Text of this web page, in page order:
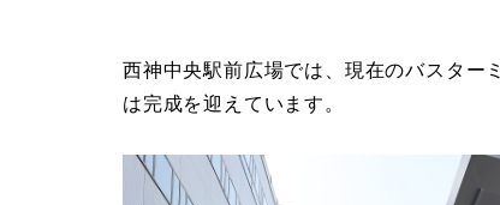
西神中央駅前広場では、現在のバスター
は完成を迎えています。